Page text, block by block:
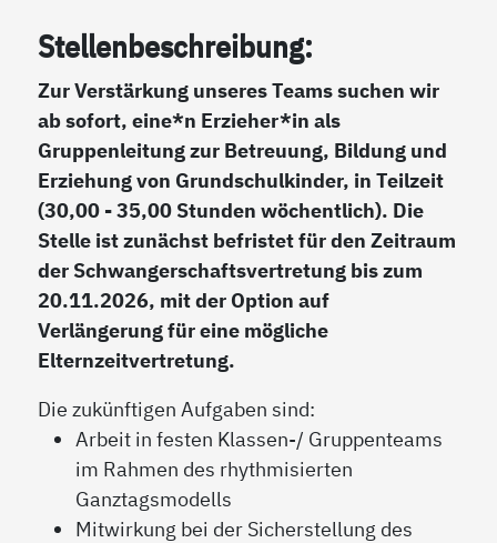
Stellenbeschreibung:
Zur Verstärkung unseres Teams suchen wir
ab sofort, eine*n Erzieher*in als
Gruppenleitung zur Betreuung, Bildung und
Erziehung von Grundschulkinder, in Teilzeit
(30,00 - 35,00 Stunden wöchentlich). Die
Stelle ist zunächst befristet für den Zeitraum
der Schwangerschaftsvertretung bis zum
20.11.2026, mit der Option auf
Verlängerung für eine mögliche
Elternzeitvertretung.
Die zukünftigen Aufgaben sind:
Arbeit in festen Klassen-/ Gruppenteams
im Rahmen des rhythmisierten
Ganztagsmodells
Mitwirkung bei der Sicherstellung des